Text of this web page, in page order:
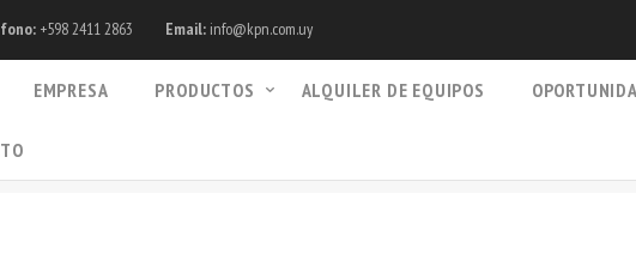
+598 2411 2863 Email: info@kpn.com.uy
EMPRESA PRODUCTOS ALQUILER DE EQUIPOS